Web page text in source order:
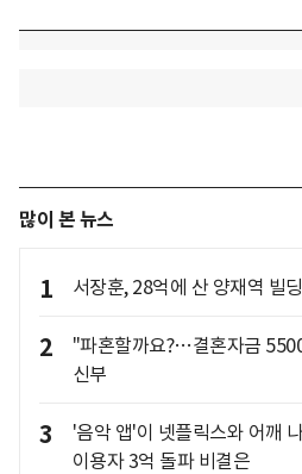
많이 본 뉴스
1 서장훈, 28억에 산 양재역 빌
2
"파혼할까요?…결혼자금
신부
3
'음악 앱'이 넷플릭스와 어깨
이용자 3억 돌파 비결은